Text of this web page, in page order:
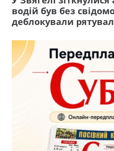
водій був без
деблокували